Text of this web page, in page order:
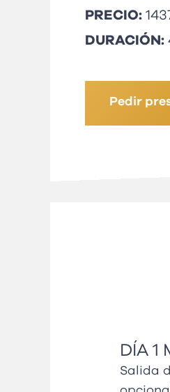
PRECIO:
DURACIÓN:
Pedir
DÍA 1
Salida